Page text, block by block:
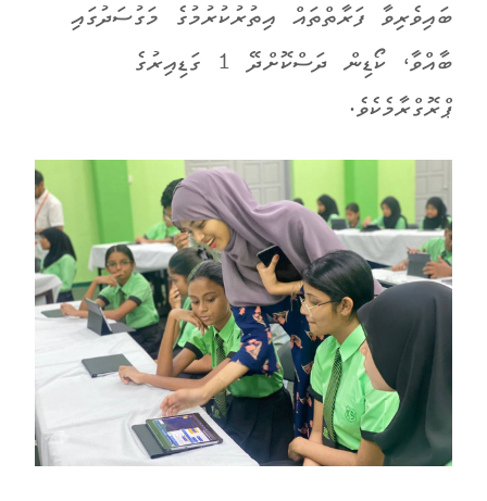
ބައިވެރިވާ ފަރާތްތައް އިތުރުކުރުމުގެ މަގުސަދުގައި
ބާއްވާ، ކޯޑިން ދަސްކޮށްދޭ 1 ގަޑިއިރުގެ
ޕްރޮގްރާމެކެވެ.